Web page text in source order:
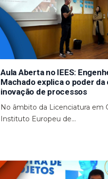
Aula Aberta no IEES:
Machado explica o poder
inovação de processos
No âmbito da Licenciatura em
Instituto Europeu de...